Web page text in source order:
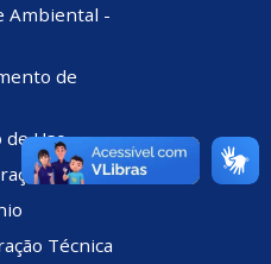
Ambiental -
de
de Uso
Técnica